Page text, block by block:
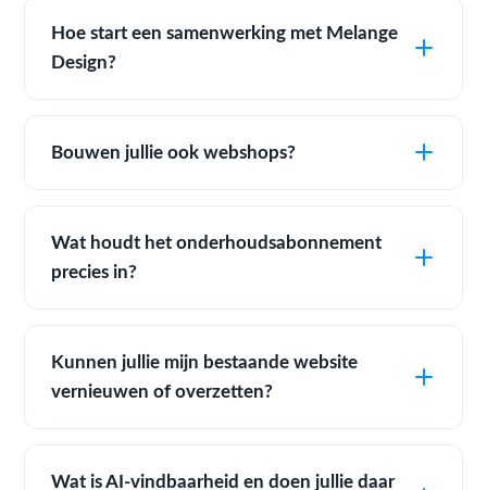
Hoe start een samenwerking met Melange
Design?
Bouwen jullie ook webshops?
Wat houdt het onderhoudsabonnement
precies in?
Kunnen jullie mijn bestaande website
vernieuwen of overzetten?
Wat is AI-vindbaarheid en doen jullie daar